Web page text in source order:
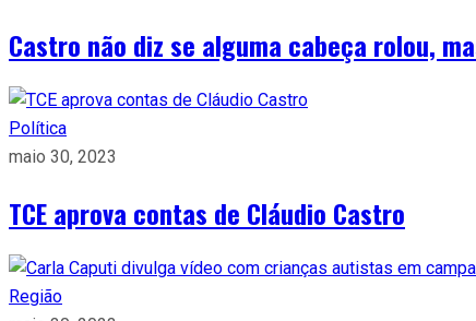
Castro não diz se alguma cabeça rolou,
Política
maio 30, 2023
TCE aprova contas de Cláudio Castro
Região